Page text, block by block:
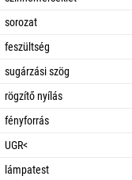
sorozat
feszültség
sugárzási szög
rögzítő nyílás
fényforrás
UGR<
lámpatest